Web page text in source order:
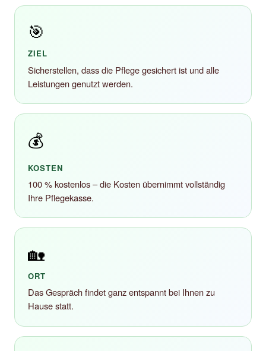
🎯
ZIEL
Sicherstellen, dass die Pflege gesichert ist und alle
Leistungen genutzt werden.
💰
KOSTEN
100 % kostenlos – die Kosten übernimmt vollständig
Ihre Pflegekasse.
🏡
ORT
Das Gespräch findet ganz entspannt bei Ihnen zu
Hause statt.